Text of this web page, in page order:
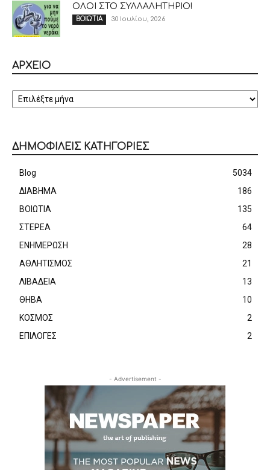
ΟΛΟΙ ΣΤΟ ΣΥΛΛΑΛΗΤΗΡΙΟ!
ΒΟΙΩΤΙΑ 30 Ιουλίου, 2026
ΑΡΧΕΙΟ
ΑΡΧΕΙΟ
ΔΗΜΟΦΙΛΕΙΣ ΚΑΤΗΓΟΡΙΕΣ
Blog
5034
ΔΙΑΒΗΜΑ
186
ΒΟΙΩΤΙΑ
135
ΣΤΕΡΕΑ
64
ΕΝΗΜΕΡΩΣΗ
28
ΑΘΛΗΤΙΣΜΟΣ
21
ΛΙΒΑΔΕΙΑ
13
ΘΗΒΑ
10
ΚΟΣΜΟΣ
2
ΕΠΙΛΟΓΕΣ
2
- Advertisement -